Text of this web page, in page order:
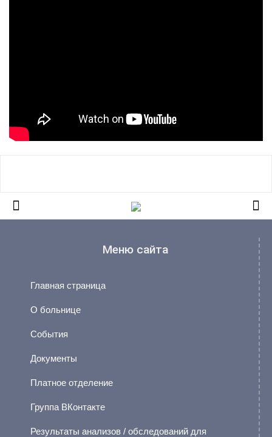
Меню сайта
Главная страница
О больнице
События
Документы
Платное отделение
Группа ВКонтакте
Результаты анализов / обследований для